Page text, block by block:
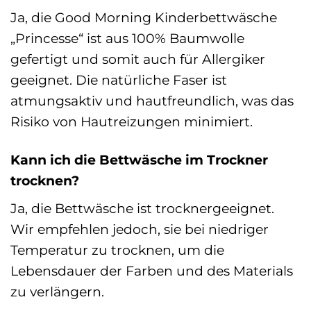
Ja, die Good Morning Kinderbettwäsche
„Princesse“ ist aus 100% Baumwolle
gefertigt und somit auch für Allergiker
geeignet. Die natürliche Faser ist
atmungsaktiv und hautfreundlich, was das
Risiko von Hautreizungen minimiert.
Kann ich die Bettwäsche im Trockner
trocknen?
Ja, die Bettwäsche ist trocknergeeignet.
Wir empfehlen jedoch, sie bei niedriger
Temperatur zu trocknen, um die
Lebensdauer der Farben und des Materials
zu verlängern.